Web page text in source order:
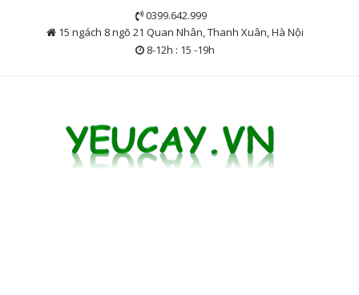
0399.642.999
15 ngách 8 ngõ 21 Quan Nhân, Thanh Xuân, Hà Nội
8-12h : 15 -19h